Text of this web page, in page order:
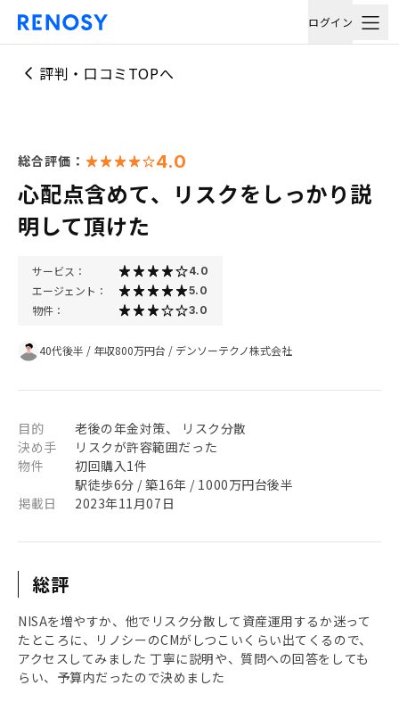
ログイン
評判・口コミTOPへ
総合評価： 4.0
心配点含めて、リスクをしっかり説
明して頂けた
サービス： 4.0
エージェント： 5.0
物件： 3.0
40代後半 / 年収800万円台 / デンソーテクノ株式会社
目的
老後の年金対策、 リスク分散
決め手
リスクが許容範囲だった
物件
初回購入1件
駅徒歩6分 / 築16年 / 1000万円台後半
掲載日
2023年11月07日
総評
NISAを増やすか、他でリスク分散して資産運用するか迷って
たところに、リノシーのCMがしつこいくらい出てくるので、
アクセスしてみました 丁寧に説明や、質問への回答をしても
らい、予算内だったので決めました